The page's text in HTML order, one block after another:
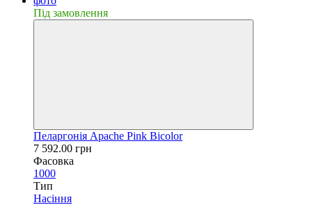
Пiд замовлення
Пеларгонія Apache Pink Bicolor
7 592.00 грн
Фасовка
1000
Тип
Насiння